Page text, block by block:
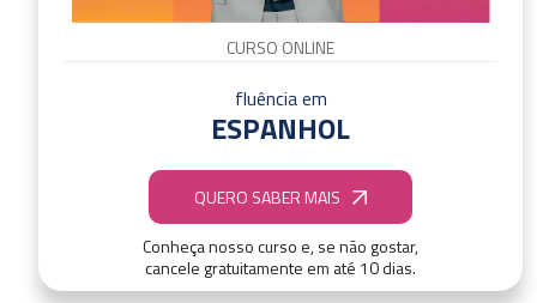
CURSO ONLINE
fluência em
ESPANHOL
QUERO SABER MAIS
Conheça nosso curso e, se não gostar,
cancele gratuitamente em até 10 dias.